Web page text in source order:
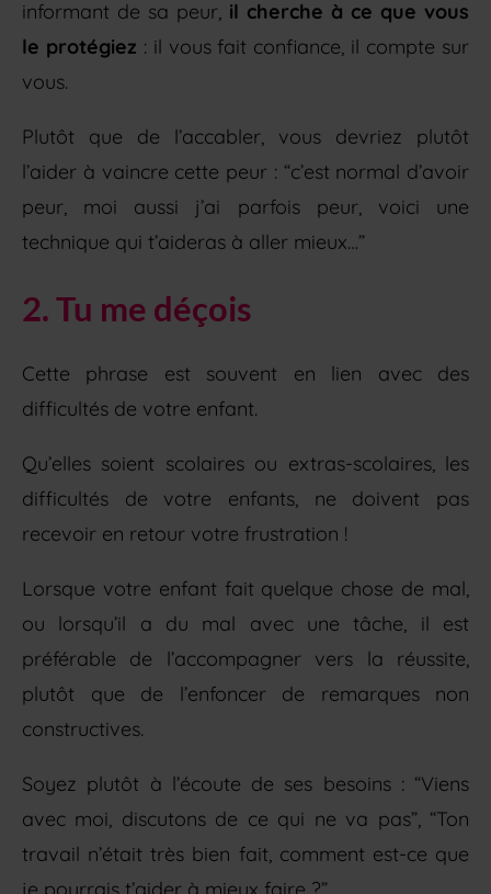
informant de sa peur, il cherche à ce que vous
le protégiez : il vous fait confiance, il compte sur
vous.
Plutôt que de l’accabler, vous devriez plutôt
l’aider à vaincre cette peur : “c’est normal d’avoir
peur, moi aussi j’ai parfois peur, voici une
technique qui t’aideras à aller mieux…”
2. Tu me déçois
Cette phrase est souvent en lien avec des
difficultés de votre enfant.
Qu’elles soient scolaires ou extras-scolaires, les
difficultés de votre enfants, ne doivent pas
recevoir en retour votre frustration !
Lorsque votre enfant fait quelque chose de mal,
ou lorsqu’il a du mal avec une tâche, il est
préférable de l’accompagner vers la réussite,
plutôt que de l’enfoncer de remarques non
constructives.
Soyez plutôt à l’écoute de ses besoins : “Viens
avec moi, discutons de ce qui ne va pas”, “Ton
travail n’était très bien fait, comment est-ce que